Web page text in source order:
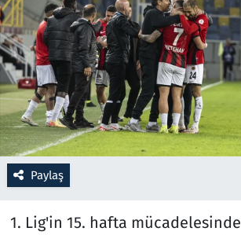
Paylaş
1. Lig'in 15. hafta mücadelesinde
Ramazan
Resmi İlanlar
Rüya Tabirleri
Sağlık
Savunma Sanayi
Seçim 2023